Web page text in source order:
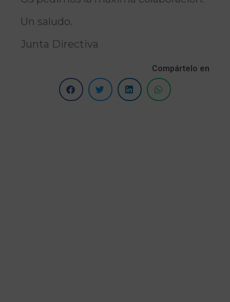
Un saludo.
Junta Directiva
Compártelo en